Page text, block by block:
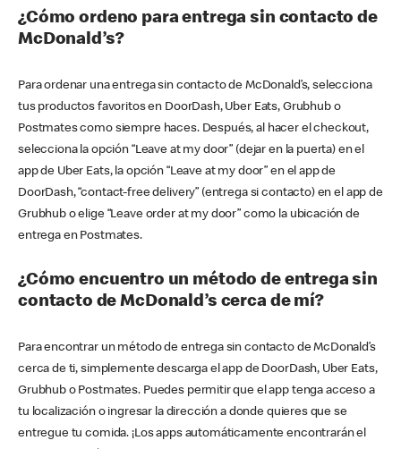
¿Cómo ordeno para entrega sin contacto de
McDonald’s?
Para ordenar una entrega sin contacto de McDonald’s, selecciona
tus productos favoritos en DoorDash, Uber Eats, Grubhub o
Postmates como siempre haces. Después, al hacer el checkout,
selecciona la opción “Leave at my door” (dejar en la puerta) en el
app de Uber Eats, la opción “Leave at my door” en el app de
DoorDash, “contact-free delivery” (entrega si contacto) en el app de
Grubhub o elige “Leave order at my door” como la ubicación de
entrega en Postmates.
¿Cómo encuentro un método de entrega sin
contacto de McDonald’s cerca de mí?
Para encontrar un método de entrega sin contacto de McDonald’s
cerca de ti, simplemente descarga el app de DoorDash, Uber Eats,
Grubhub o Postmates. Puedes permitir que el app tenga acceso a
tu localización o ingresar la dirección a donde quieres que se
entregue tu comida. ¡Los apps automáticamente encontrarán el